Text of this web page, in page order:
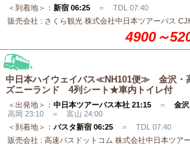
＜到着地＞： 新宿 06:25 ＝ TDL 07:40
販売会社 : さくら観光 株式会社中日本ツアーバス
4900～
中日本ハイウェイバス≪NH101便≫ 金沢・
ズニーランド 4列シート★車内トイレ付
＜出発地＞： 中日本ツアーバス本社 21:15 ＝ 金
高岡 23:10 ＝ 富山 24:00
＜到着地＞： バスタ新宿 06:25 ＝ TDL 07:40
販売会社 : 高速バスドットコム 株式会社中日本ツア